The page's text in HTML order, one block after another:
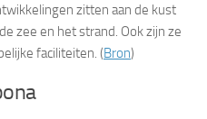
zitten aan de kust
zee en het strand. Ook zijn ze
faciliteiten. (Bron)